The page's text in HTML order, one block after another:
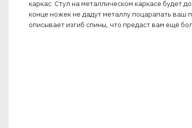
каркас. Стул на металлическом каркасе будет
конце ножек не дадут металлу поцарапать ваш
описывает изгиб спины, что предаст вам ещё